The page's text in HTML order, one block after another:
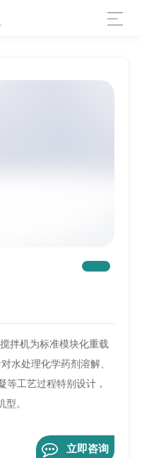
拌机为标准模块化重载
水处理化学药剂溶解、
等工艺过程特别设计，
型。
立即咨询